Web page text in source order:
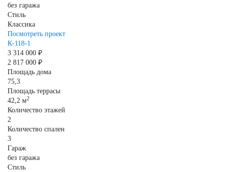
без гаража
Стиль
Классика
Посмотреть проект
К-118-1
3 314 000 ₽
2 817 000 ₽
Площадь дома
75,3
Площадь террасы
42,2 м2
Количество этажей
2
Количество спален
3
Гараж
без гаража
Стиль